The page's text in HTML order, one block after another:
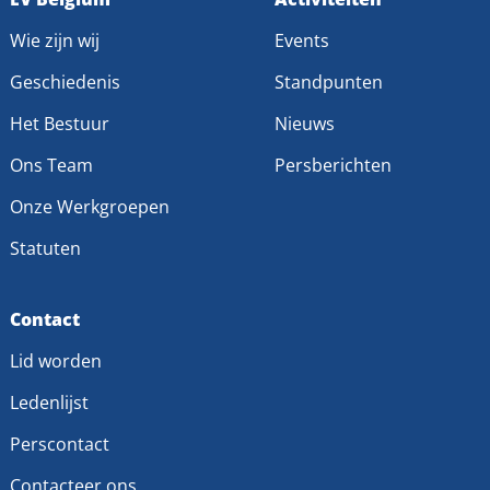
FacebookLinkedIn
Wie zijn wij
Geschiedenis
Het Bestuur
Ons Team
Onze Werkgroepen
Statuten
Events
Standpunten
Nieuws
Persberichten
Contact
Lid worden
Ledenlijst
Perscontact
Contacteer ons